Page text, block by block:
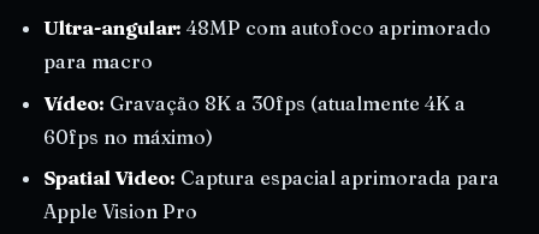
Ultra-angular: 48MP com autofoco aprimorado
para macro
Vídeo: Gravação 8K a 30fps (atualmente 4K a
60fps no máximo)
Spatial Video: Captura espacial aprimorada para
Apple Vision Pro